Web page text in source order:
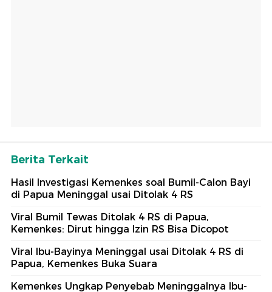
Berita Terkait
Hasil Investigasi Kemenkes soal Bumil-Calon Bayi
di Papua Meninggal usai Ditolak 4 RS
Viral Bumil Tewas Ditolak 4 RS di Papua,
Kemenkes: Dirut hingga Izin RS Bisa Dicopot
Viral Ibu-Bayinya Meninggal usai Ditolak 4 RS di
Papua, Kemenkes Buka Suara
Kemenkes Ungkap Penyebab Meninggalnya Ibu-